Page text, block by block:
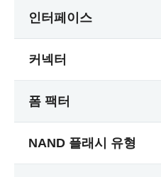
인터페이스
커넥터
폼 팩터
NAND 플래시 유형